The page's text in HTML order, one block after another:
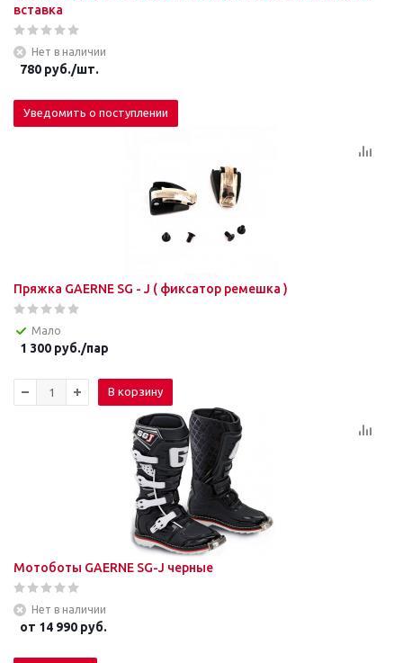
вставка
Нет в наличии
780 руб./шт.
Уведомить о поступлении
Пряжка GAERNE SG - J ( фиксатор ремешка )
Мало
1 300 руб./пар
В корзину
Мотоботы GAERNE SG-J черные
Нет в наличии
от 14 990 руб.